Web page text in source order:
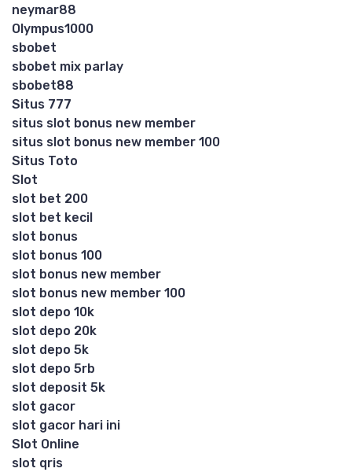
neymar88
Olympus1000
sbobet
sbobet mix parlay
sbobet88
Situs 777
situs slot bonus new member
situs slot bonus new member 100
Situs Toto
Slot
slot bet 200
slot bet kecil
slot bonus
slot bonus 100
slot bonus new member
slot bonus new member 100
slot depo 10k
slot depo 20k
slot depo 5k
slot depo 5rb
slot deposit 5k
slot gacor
slot gacor hari ini
Slot Online
slot qris